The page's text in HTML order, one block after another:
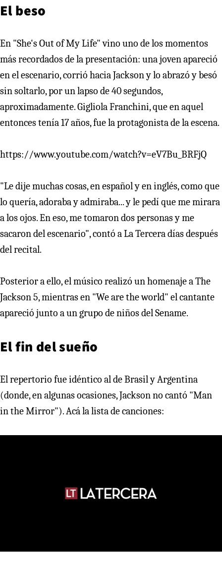
El beso
En "She's Out of My Life" vino uno de los momentos
más recordados de la presentación: una joven apareció
en el escenario, corrió hacia Jackson y lo abrazó y besó
sin soltarlo, por un lapso de 40 segundos,
aproximadamente. Gigliola Franchini, que en aquel
entonces tenía 17 años, fue la protagonista de la escena.
https://www.youtube.com/watch?v=eV7Bu_BRFjQ
"Le dije muchas cosas, en español y en inglés, como que
lo quería, adoraba y admiraba... y le pedí que me mirara
a los ojos. En eso, me tomaron dos personas y me
sacaron del escenario", contó a La Tercera días después
del recital.
Posterior a ello, el músico realizó un homenaje a The
Jackson 5, mientras en "We are the world" el cantante
apareció junto a un grupo de niños del Sename.
El fin del sueño
El repertorio fue idéntico al de Brasil y Argentina
(donde, en algunas ocasiones, Jackson no cantó "Man
in the Mirror"). Acá la lista de canciones: